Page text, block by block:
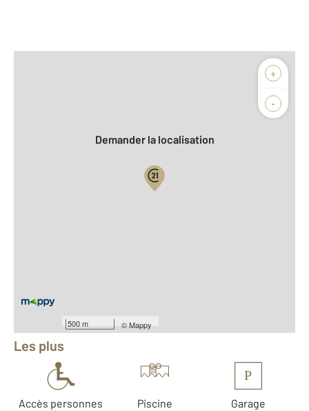
+
-
500 m ©Mappy
Biens vendus
Demander la localisation
Équipements
Les plus
Accès personnes
Piscine
P
Garage